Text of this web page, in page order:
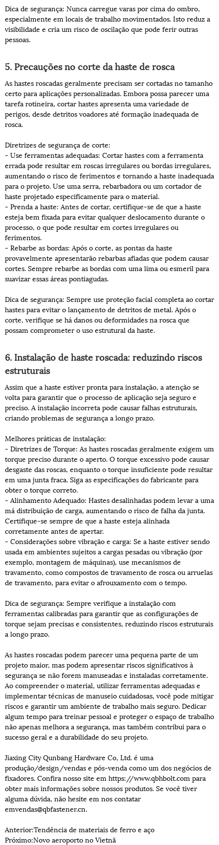
Dica de segurança: Nunca carregue varas por cima do ombro,
especialmente em locais de trabalho movimentados. Isto reduz a
visibilidade e cria um risco de oscilação que pode ferir outras
pessoas.
5. Precauções no corte da haste de rosca
As hastes roscadas geralmente precisam ser cortadas no tamanho
certo para aplicações personalizadas. Embora possa parecer uma
tarefa rotineira, cortar hastes apresenta uma variedade de
perigos, desde detritos voadores até formação inadequada de
rosca.
Diretrizes de segurança de corte:
- Use ferramentas adequadas: Cortar hastes com a ferramenta
errada pode resultar em roscas irregulares ou bordas irregulares,
aumentando o risco de ferimentos e tornando a haste inadequada
para o projeto. Use uma serra, rebarbadora ou um cortador de
haste projetado especificamente para o material.
- Prenda a haste: Antes de cortar, certifique-se de que a haste
esteja bem fixada para evitar qualquer deslocamento durante o
processo, o que pode resultar em cortes irregulares ou
ferimentos.
- Rebarbe as bordas: Após o corte, as pontas da haste
provavelmente apresentarão rebarbas afiadas que podem causar
cortes. Sempre rebarbe as bordas com uma lima ou esmeril para
suavizar essas áreas pontiagudas.
Dica de segurança: Sempre use proteção facial completa ao cortar
hastes para evitar o lançamento de detritos de metal. Após o
corte, verifique se há danos ou deformidades na rosca que
possam comprometer o uso estrutural da haste.
6. Instalação de haste roscada: reduzindo riscos
estruturais
Assim que a haste estiver pronta para instalação, a atenção se
volta para garantir que o processo de aplicação seja seguro e
preciso. A instalação incorreta pode causar falhas estruturais,
criando problemas de segurança a longo prazo.
Melhores práticas de instalação:
- Diretrizes de Torque: As hastes roscadas geralmente exigem um
torque preciso durante o aperto. O torque excessivo pode causar
desgaste das roscas, enquanto o torque insuficiente pode resultar
em uma junta fraca. Siga as especificações do fabricante para
obter o torque correto.
- Alinhamento Adequado: Hastes desalinhadas podem levar a uma
má distribuição de carga, aumentando o risco de falha da junta.
Certifique-se sempre de que a haste esteja alinhada
corretamente antes de apertar.
- Considerações sobre vibração e carga: Se a haste estiver sendo
usada em ambientes sujeitos a cargas pesadas ou vibração (por
exemplo, montagem de máquinas), use mecanismos de
travamento, como compostos de travamento de rosca ou arruelas
de travamento, para evitar o afrouxamento com o tempo.
Dica de segurança: Sempre verifique a instalação com
ferramentas calibradas para garantir que as configurações de
torque sejam precisas e consistentes, reduzindo riscos estruturais
a longo prazo.
As hastes roscadas podem parecer uma pequena parte de um
projeto maior, mas podem apresentar riscos significativos à
segurança se não forem manuseadas e instaladas corretamente.
Ao compreender o material, utilizar ferramentas adequadas e
implementar técnicas de manuseio cuidadosas, você pode mitigar
riscos e garantir um ambiente de trabalho mais seguro. Dedicar
algum tempo para treinar pessoal e proteger o espaço de trabalho
não apenas melhora a segurança, mas também contribui para o
sucesso geral e a durabilidade do seu projeto.
Jiaxing City Qunbang Hardware Co, Ltd. é uma
produção/design/vendas e pós-venda como um dos negócios de
fixadores. Confira nosso site em https://www.qbhbolt.com para
obter mais informações sobre nossos produtos. Se você tiver
alguma dúvida, não hesite em nos contatar
emvendas@qbfastener.cn.
Anterior:Tendência de materiais de ferro e aço
Próximo:Novo aeroporto no Vietnã